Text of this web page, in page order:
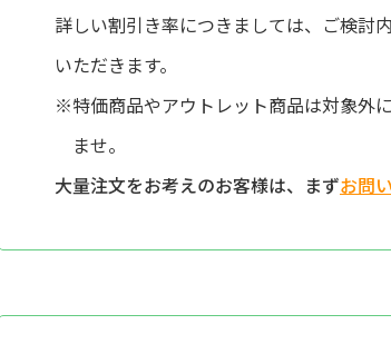
詳しい割引き率につきましては、ご検討
いただきます。
※特価商品やアウトレット商品は対象外
ませ。
大量注文をお考えのお客様は、まずお問